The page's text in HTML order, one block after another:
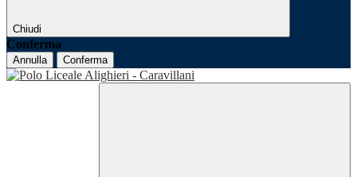
Chiudi
Conferma
Annulla Conferma